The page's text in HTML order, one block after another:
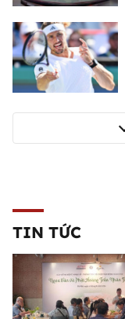
TIN TỨC